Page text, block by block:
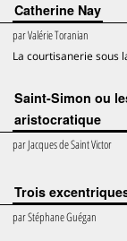
Catherine Nay
parValérie Toranian
La courtisanerie sous
Saint-Simon ou
aristocratique
parJacques de Saint Victor
Trois
parStéphane Guégan